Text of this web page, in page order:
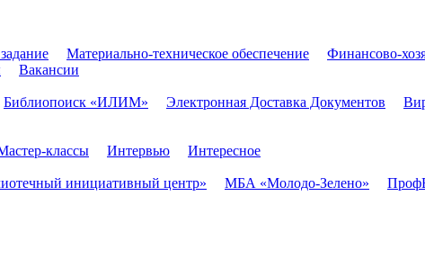
Материально-техническое обеспечение Финансово-
Вакансии
Библиопоиск «ИЛИМ» Электронная Доставка Документов
классы Интервью
Интересное
инициативный центр» МБА «Молодо-Зелено»